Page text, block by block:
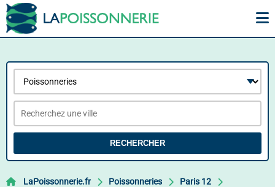
RECHERCHER
LaPoissonnerie.fr Poissonneries
Paris 12